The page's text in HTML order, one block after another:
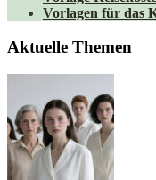
Vorlagen für das
Aktuelle Themen